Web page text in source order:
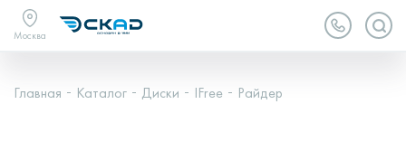
Москва
Главная Каталог Диски IFree Райдер